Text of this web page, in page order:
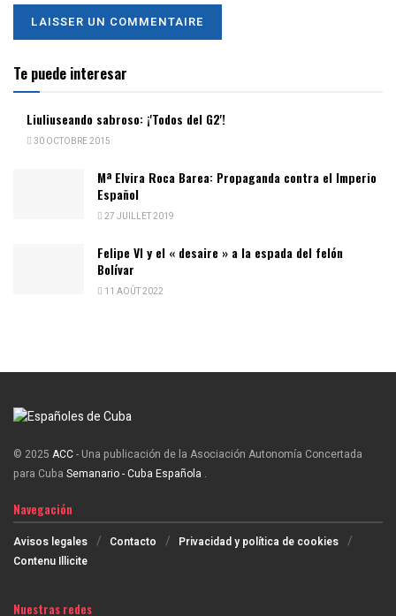
Te puede interesar
Liuliuseando sabroso: ¡'Todos del G2'!
30 OCTOBRE 2015
Mª Elvira Roca Barea: Propaganda contra el Imperio
Español
27 JUILLET 2019
Felipe VI y el « desaire » a la espada del felón
Bolívar
11 AOÛT 2022
© 2025 ACC- Una publicación de la Asociación Autonomía Concertada
para Cuba Semanario - Cuba Española .
Navegación
Avisos legales Contacto
Privacidad y política de cookies
Contenu Illicite
Nuestras redes